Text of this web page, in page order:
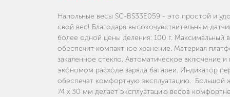
Напольные весы SC-BS33E059 - это простой и
свой вес! Благодаря высокочувствительным
более одной цены деления: 100 г. Максимальный
обеспечит компактное хранение. Материал
закаленное стекло. Автоматическое включение
экономом расходе заряда батареи. Индикатор
обеспечат комфортную эксплуатацию. Большой
74 x 30 мм делает эксплуатацию весов